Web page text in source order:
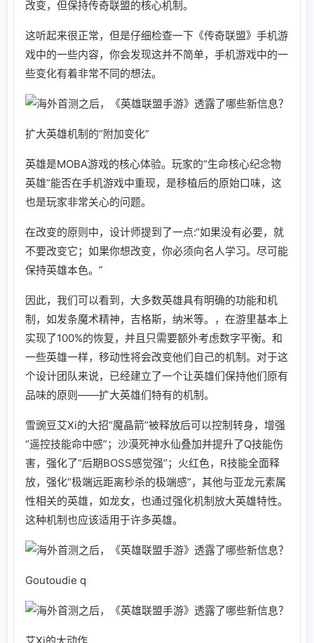
改变，但保持传奇联盟的核心机制。
这听起来很正常，但是仔细检查一下《传奇联盟》手机游
戏中的一些内容，你会发现这并不简单，手机游戏中的一
些变化有着非常不同的想法。
扩大英雄机制的“附加变化”
英雄是MOBA游戏的核心体验。玩家的“生命核心纪念物
英雄”能否在手机游戏中重现，是移植后的原始口味，这
也是玩家非常关心的问题。
在改变的原则中，设计师提到了一点:“如果没有必要，就
不要改变它；如果你想改变，你必须向名人学习。尽可能
保持英雄本色。”
因此，我们可以看到，大多数英雄具有明确的功能和机
制，如发条魔术精神，吉格斯，纳米等。，在游里基本上
实现了100%的恢复，并且只需要额外考虑数字平衡。和
一些英雄一样，移动性将会改变他们自己的机制。对于这
个设计团队来说，已经建立了一个让英雄们保持他们原有
品味的原则——扩大英雄们特有的机制。
雪豌豆艾Xi的大招“魔晶箭”被释放后可以控制转身，增强
“遥控技能命中感”；沙漠死神水仙叠加并提升了Q技能伤
害，强化了“后期BOSS感觉强”；火红色，R技能全面释
放，强化“极端远距离秒杀的极端感”，其他与亚龙元素属
性相关的英雄，如龙女，也通过强化机制放大英雄特性。
这种机制也应该适用于许多英雄。
Goutoudie q